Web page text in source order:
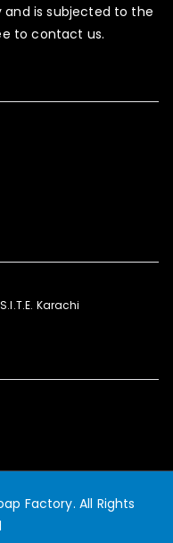
and is subjected to the
tocontact us.
Karachi
Factory. All Rights